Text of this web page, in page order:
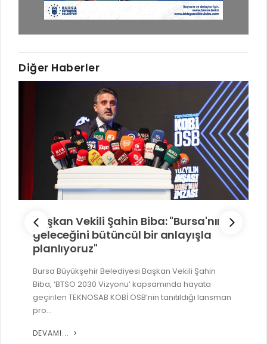
Diğer Haberler
Başkan Vekili Şahin Biba: "Bursa'nın
geleceğini bütüncül bir anlayışla
planlıyoruz"
Bursa Büyükşehir Belediyesi Başkan Vekili Şahin
Biba, ‘BTSO 2030 Vizyonu’ kapsamında hayata
geçirilen TEKNOSAB KOBİ OSB’nin tanıtıldığı lansman
pro...
DEVAMI...